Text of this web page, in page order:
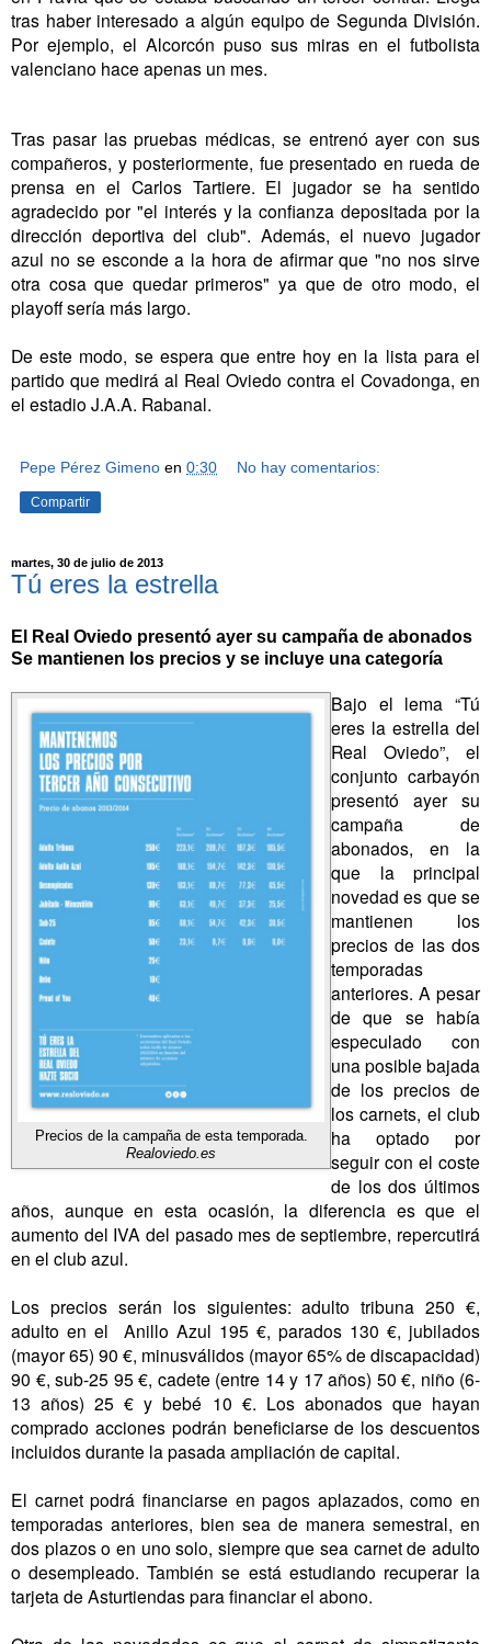
tras haber interesado a algún equipo de Segunda División.
Por ejemplo, el Alcorcón puso sus miras en el futbolista
valenciano hace apenas un mes.
Tras pasar las pruebas médicas, se entrenó ayer con sus
compañeros, y posteriormente, fue presentado en rueda de
prensa en el Carlos Tartiere. El jugador se ha sentido
agradecido por "el interés y la confianza depositada por la
dirección deportiva del club". Además, el nuevo jugador
azul no se esconde a la hora de afirmar que "no nos sirve
otra cosa que quedar primeros" ya que de otro modo, el
playoff sería más largo.
De este modo, se espera que entre hoy en la lista para el
partido que medirá al Real Oviedo contra el Covadonga, en
el estadio J.A.A. Rabanal.
Pepe Pérez Gimeno en 0:30 No hay comentarios:
Compartir
martes, 30 de julio de 2013
Tú eres la estrella
El Real Oviedo presentó ayer su campaña de abonados
Se mantienen los precios y se incluye una categoría
Precios de la campaña de esta temporada.
Realoviedo.es
Bajo el lema “Tú
eres la estrella del
Real Oviedo”, el
conjunto carbayón
presentó ayer su
campaña de
abonados, en la
que la principal
novedad es que se
mantienen los
precios de las dos
temporadas
anteriores. A pesar
de que se había
especulado con
una posible bajada
de los precios de
los carnets, el club
ha optado por
seguir con el coste
de los dos últimos
años, aunque en esta ocasión, la diferencia es que el
aumento del IVA del pasado mes de septiembre, repercutirá
en el club azul.
Los precios serán los siguientes: adulto tribuna 250 €,
adulto en el Anillo Azul 195 €, parados 130 €, jubilados
(mayor 65) 90 €, minusválidos (mayor 65% de discapacidad)
90 €, sub-25 95 €, cadete (entre 14 y 17 años) 50 €, niño (6-
13 años) 25 € y bebé 10 €. Los abonados que hayan
comprado acciones podrán beneficiarse de los descuentos
incluidos durante la pasada ampliación de capital.
El carnet podrá financiarse en pagos aplazados, como en
temporadas anteriores, bien sea de manera semestral, en
dos plazos o en uno solo, siempre que sea carnet de adulto
o desempleado. También se está estudiando recuperar la
tarjeta de Asturtiendas para financiar el abono.